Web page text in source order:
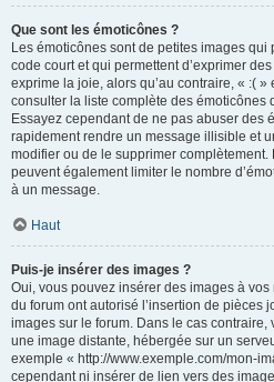
Que sont les émoticônes ?
Les émoticônes sont de petites images
code court et qui permettent d’exprimer
exprime la joie, alors qu’au contraire, « :(
consulter la liste complète des émoticônes
Essayez cependant de ne pas abuser des
rapidement rendre un message illisible et
modifier ou de le supprimer
peuvent également limiter le nombre
à un message.
Haut
Puis-je insérer des images ?
Oui, vous pouvez insérer des images à
du forum ont autorisé l’insertion de pièces
images sur le forum. Dans le cas
une image distante, hébergée sur un
exemple « http://www.exemple.com/mon-
cependant ni insérer de lien vers des